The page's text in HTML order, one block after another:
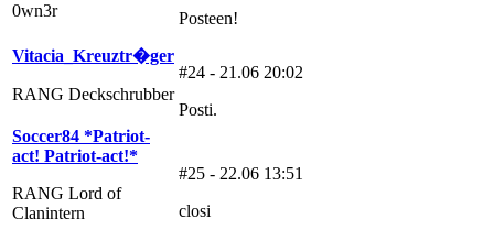
0wn3r
Posteen!
Vitacia_Kreuztr�ger
RANG Deckschrubber
#24 - 21.06 20:02
Posti.
Soccer84 *Patriot-
act! Patriot-act!*
RANG Lord of
Clanintern
#25 - 22.06 13:51
closi